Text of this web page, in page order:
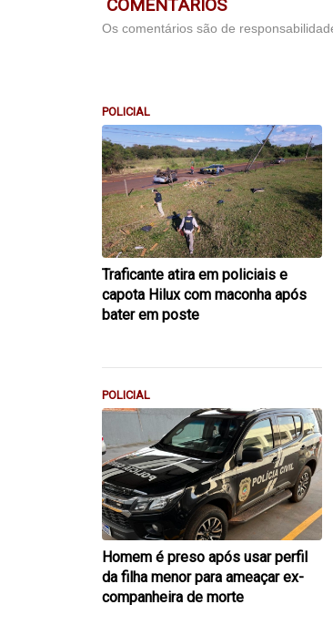
COMENTÁRIOS
Os comentários são de
POLICIAL
Traficante atira em policiais e
capota Hilux com maconha após
bater em poste
POLICIAL
Homem é preso após usar perfil
da filha menor para ameaçar ex-
companheira de morte